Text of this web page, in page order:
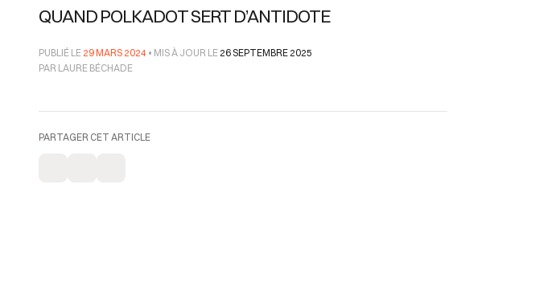
QUAND POLKADOT SERT D’ANTIDOTE
PUBLIÉ LE 29 MARS 2024 • MIS À JOUR LE 26 SEPTEMBRE 2025
PAR LAURE BÉCHADE
PARTAGER CET ARTICLE